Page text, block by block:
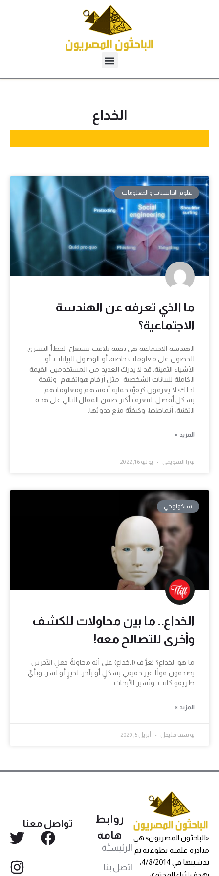
الخداع
علوم الحاسبات والمعلومات
ما الذي تعرفه عن الهندسة
الاجتماعية؟
الهندسة الاجتماعية هي تقنية تلاعب تستغلّ الخطأ البشري
للحصول على معلومات خاصة، أو الوصول للبيانات، أو
الأشياء الثمينة. قد لا يدرك العديد من المستخدمين القيمة
الكاملة للبيانات الشخصية -مثل أرقام هواتفهم- ونتيجة
لذلك؛ لا يعرفون كيفيَّة حماية أنفسهم ومعلوماتهم
بشكل أفضل. لنتعرف أكثر ضمن المقال التالي على هذه
التقنية، أنماطها، وكيفيَّة منع حدوثها.
المزيد »
نورا الشويمي يوليو 16, 2022
سيكولوجي
الخداع.. ما بين محاولات للكشف
وأخرى للتصالح معه!
ما هو الخداع؟ يُعرَّف (الخداع) على أنه محاولةُ جعلِ الآخرين
يصدقون قولًا غير حقيقي بشكلٍ أو بآخر، لخيرٍ أو لشر، وبأيِّ
طريقةٍ كانت. وتُشير الأبحاث
المزيد »
يوسف فليفل أبريل 5, 2020
«الباحثون المصريون» هي
مبادرة علمية تطوعية تم
تدشينها في 4/8/2014،
بهدف إثراء المحتوى
روابط
هامة
الرئيسيَّة
اتصل بنا
تواصل معنا